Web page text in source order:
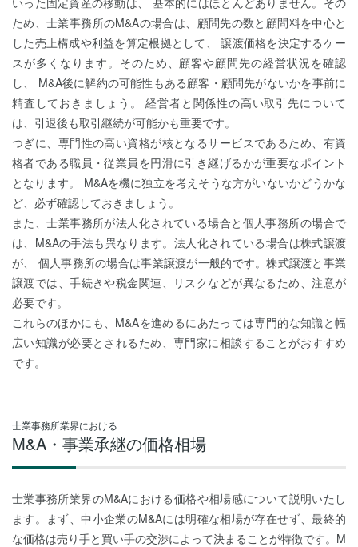
ため、士業事務所のM&Aの場合は、顧問先の数と顧問料を中心と
した売上構成や利益を算定根拠として、 譲渡価格を決定するケー
スが多くなります。そのため、顧客や顧問先の経営状況を確認
し、 M&A後に解約の可能性もある顧客・顧問先がないかを事前に
精査しておきましょう。 経営者と関係性の高い取引先について
は、引退後も取引継続が可能かも重要です。
つぎに、専門性の高い資格が核となるサービスであるため、有資
格者である職員・従業員を円滑に引き継げるかが重要なポイント
となります。 M&Aを機に独立を考えそうな方がいないかどうかな
ど、必ず確認しておきましょう。
また、士業事務所が法人化されている場合と個人事務所の場合で
は、M&Aの手法も異なります。法人化されている場合は株式譲渡
が、 個人事務所の場合は事業譲渡が一般的です。株式譲渡と事業
譲渡では、手続きや税金関連、リスクなどが異なるため、注意が
必要です。
これらのほかにも、M&Aを進めるにあたっては専門的な知識と幅
広い知識が必要とされるため、専門家に相談することがおすすめ
です。
士業事務所業界における
M&A・事業承継の価格相場
士業事務所業界のM&Aにおける価格や相場感について説明いたし
ます。まず、中小企業のM&Aには明確な相場が存在せず、最終的
な価格は売り手と買い手の交渉によって決まることが特徴です。M